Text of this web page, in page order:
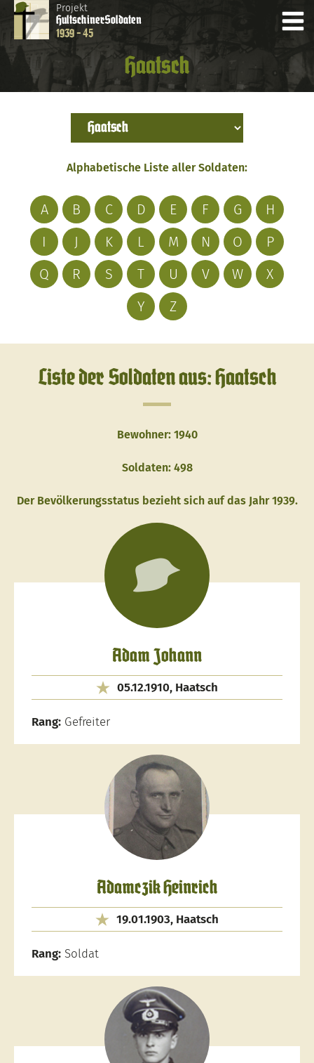
Projekt
HultschinerSoldaten
1939 - 45
Haatsch
Alphabetische Liste aller Soldaten:
A B C D E F G
H
I
J K L M N O
P
Q
R S T U V W
X
Y
Z
Liste der Soldaten aus: Haatsch
Bewohner: 1940
Soldaten: 498
Der Bevölkerungsstatus bezieht sich auf das Jahr 1939.
Adam Johann
05.12.1910, Haatsch
Rang: Gefreiter
Adamczik Heinrich
19.01.1903, Haatsch
Rang: Soldat